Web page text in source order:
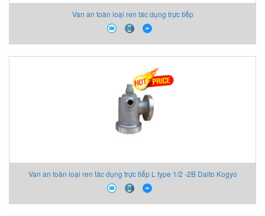
Van an toàn loại ren tác dụng trực tiếp
Van an toàn loại ren tác dụng trực tiếp L type 1/2 -2B Daito Kogyo